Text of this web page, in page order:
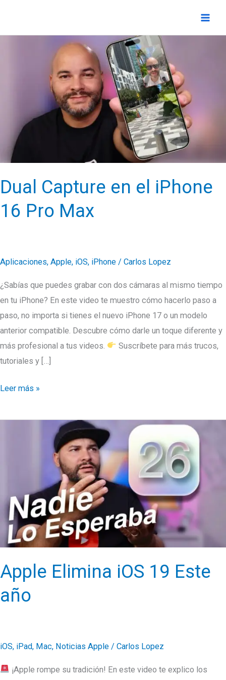
contenido
Dual Capture en el iPhone
16 Pro Max
Aplicaciones, Apple, iOS, iPhone / Carlos Lopez
¿Sabías que puedes grabar con dos cámaras al mismo tiempo
en tu iPhone? En este video te muestro cómo hacerlo paso a
paso, no importa si tienes el nuevo iPhone 17 o un modelo
anterior compatible. Descubre cómo darle un toque diferente y
más profesional a tus videos.
Suscríbete para más trucos,
tutoriales y […]
Dual
en
Max
Leer más »
Apple Elimina iOS 19 Este
año
iOS, iPad, Mac, Noticias Apple / Carlos Lopez
¡Apple rompe su tradición! En este video te explico los